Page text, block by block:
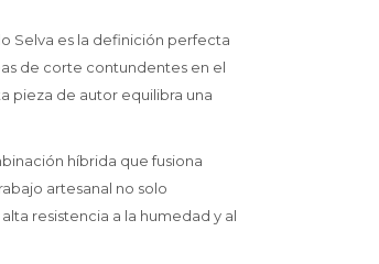
Selva es la definición perfecta
de corte contundentes en el
pieza de autor equilibra una
híbrida que fusiona
artesanal no solo
resistencia a la humedad y al